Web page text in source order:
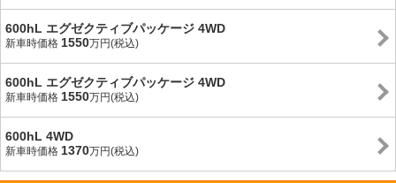
600hL エグゼクティブパッケージ 4WD
新車時価格 1550万円(税込)
600hL エグゼクティブパッケージ 4WD
新車時価格 1550万円(税込)
600hL 4WD
新車時価格 1370万円(税込)